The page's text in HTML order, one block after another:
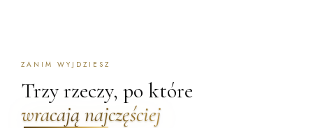
ZANIM WYJDZIESZ
Trzy rzeczy, po które
wracają najczęściej